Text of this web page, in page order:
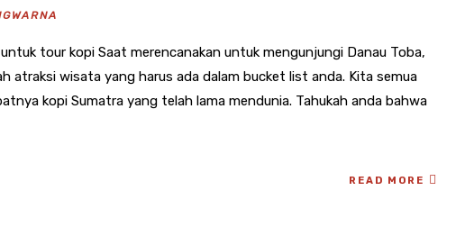
tour kopi Saat merencanakan untuk mengunjungi Danau Toba,
atraksi wisata yang harus ada dalam bucket list anda. Kita semua
kopi Sumatra yang telah lama mendunia. Tahukah anda bahwa
READ MORE